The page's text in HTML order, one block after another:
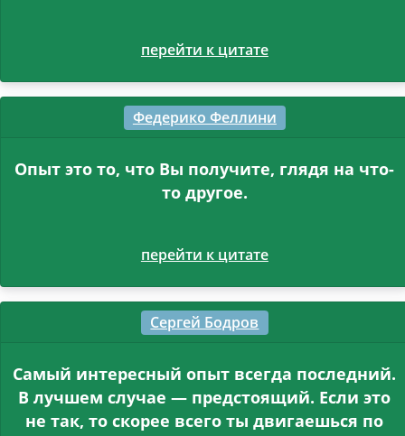
перейти к цитате
Федерико Феллини
Опыт это то, что Вы получите, глядя на что-
то другое.
перейти к цитате
Сергей Бодров
Самый интересный опыт всегда последний.
В лучшем случае — предстоящий. Если это
не так, то скорее всего ты двигаешься по